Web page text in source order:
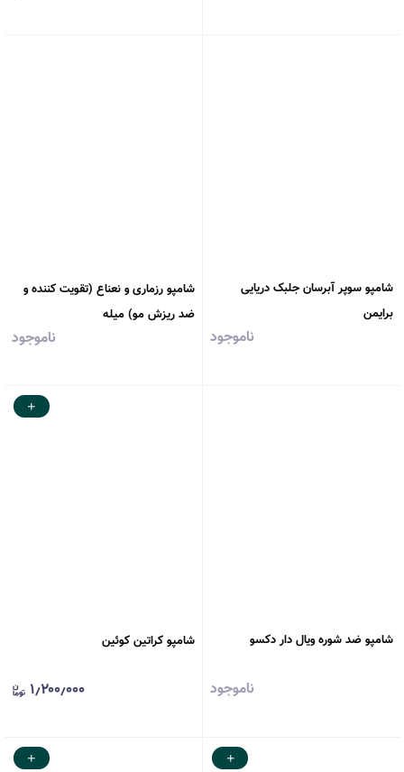
شامپو سوپر آبرسان جلبک دریایی
برایمن
ناموجود
شامپو رزماری و نعناع (تقویت کننده و
ضد ریزش مو) میله
ناموجود
شامپو ضد شوره ویال دار دکسو
ناموجود
شامپو کراتین کوئین
۱٫۲۰۰٫۰۰۰